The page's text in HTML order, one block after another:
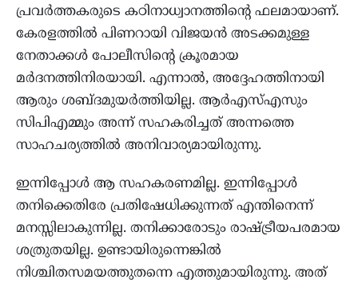
പ്രവര്‍ത്തകരുടെ കഠിനാധ്വാനത്തിന്റെ ഫലമായാണ്.
കേരളത്തില്‍ പിണറായി വിജയന്‍ അടക്കമുള്ള
നേതാക്കള്‍ പോലീസിന്റെ ക്രൂരമായ
മര്‍ദനത്തിനിരയായി. എന്നാല്‍, അദ്ദേഹത്തിനായി
ആരും ശബ്ദമുയര്‍ത്തിയില്ല. ആര്‍എസ്എസും
സിപിഎമ്മും അന്ന് സഹകരിച്ചത് അന്നത്തെ
സാഹചര്യത്തില്‍ അനിവാര്യമായിരുന്നു.
ഇന്നിപ്പോള്‍ ആ സഹകരണമില്ല. ഇന്നിപ്പോള്‍
തനിക്കെതിരേ പ്രതിഷേധിക്കുന്നത് എന്തിനെന്ന്
മനസ്സിലാകുന്നില്ല. തനിക്കാരോടും രാഷ്ട്രീയപരമായ
ശത്രുതയില്ല. ഉണ്ടായിരുന്നെങ്കില്‍
നിശ്ചിതസമയത്തുതന്നെ എത്തുമായിരുന്നു. അത്